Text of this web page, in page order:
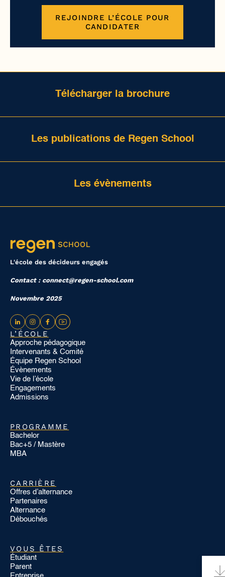
REJOINDRE L’ÉCOLE POUR
CANDIDATER
Télécharger la brochure
Les publications de Regen School
Les évènements
L'école des décideurs engagés
Contact : connect@regen-school.com
Novembre 2025
L’ÉCOLE
Approche pédagogique
Intervenants & Comité
Équipe Regen School
Évènements
Vie de l’école
Engagements
Admissions
PROGRAMME
Bachelor
Bac+5 / Mastère
MBA
CARRIÈRE
Offres d’alternance
Partenaires
Alternance
Débouchés
VOUS ÊTES
Étudiant
Parent